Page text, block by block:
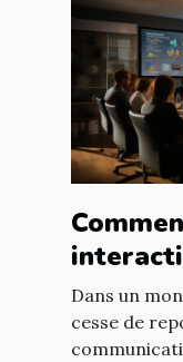
en
Dans un
cesse de